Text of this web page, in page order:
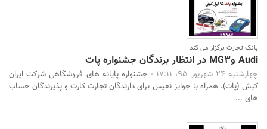
بانک تجارت برگزار می کند
Audi وMG3 در انتظار برندگان جشنواره پات
چهارشنبه 24 شهریور 95، 17:11 -
جشنواره پایانه های فروشگاهی شرکت ایران
کیش (پات)، همراه با جوایز نفیس برای دارندگان تجارت کارت و پذیرندگان حساب
های ...